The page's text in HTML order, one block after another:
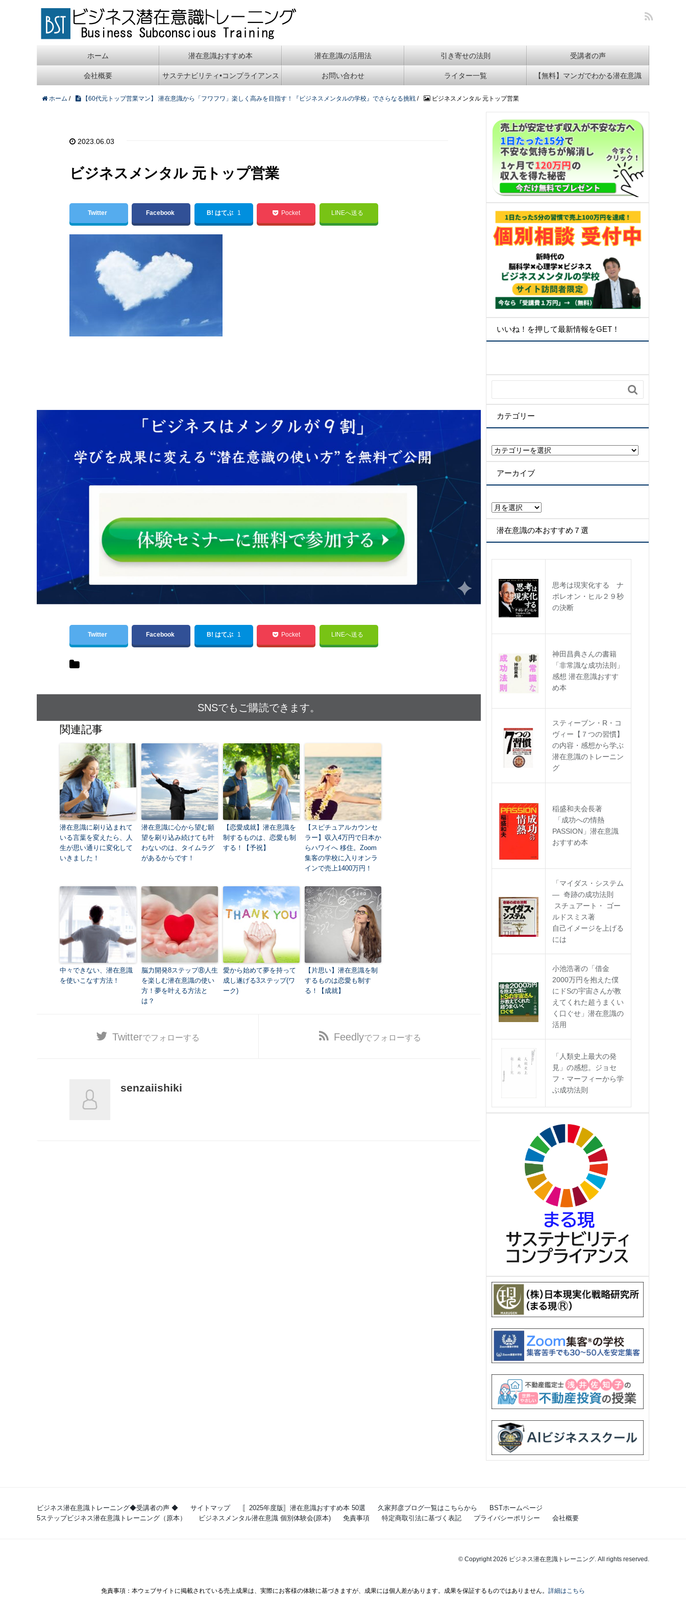
ホーム 潜在意識おすすめ本 潜在意識の活用法 引き寄せの法則 受講者の声
会社概要 サステナビリティ•コンプライアンス お問い合わせ ライター一覧 【無料】マンガでわかる潜在意識
ホーム / 【60代元トップ営業マン】 潜在意識から「フワフワ」楽しく高みを目指す！『ビジネスメンタルの学校』でさらなる挑戦 / ビジネスメンタル 元トップ営業
2023.06.03
ビジネスメンタル 元トップ営業
Twitter Facebook B! はてぶ 1 Pocket LINEへ送る
Twitter Facebook B! はてぶ 1 Pocket LINEへ送る
SNSでもご購読できます。
関連記事
潜在意識に刷り込まれて
いる言葉を変えたら、人
生が思い通りに変化して
いきました！
潜在意識に心から望む願
望を刷り込み続けても叶
わないのは、タイムラグ
があるからです！
【恋愛成就】潜在意識を
制するものは、恋愛も制
する！【予祝】
【スピチュアルカウンセ
ラー】収入4万円で日本か
らハワイへ 移住。Zoom
集客の学校に入りオンラ
インで売上1400万円！
中々できない、潜在意識
を使いこなす方法！
脳力開発8ステップ⑧人生
を楽しむ潜在意識の使い
方！夢を叶える方法と
は？
愛から始めて夢を持って
成し遂げる3ステップ(ワ
ーク)
【片思い】潜在意識を制
するものは恋愛も制す
る！【成就】
Twitterでフォローする Feedlyでフォローする
senzaiishiki
いいね！を押して最新情報をGET！

カテゴリー
カ
テ
ゴ
リ
アーカイブ
ア
ー
カ
イ
潜在意識の本おすすめ７選
思考は現実化する ナ
ポレオン・ヒル２９秒
の決断
神田昌典さんの書籍
「非常識な成功法則」
感想 潜在意識おすす
め本
スティーブン・R・コ
ヴィー【７つの習慣】
の内容・感想から学ぶ
潜在意識のトレーニン
グ
稲盛和夫会長著
「成功への情熱
PASSION」潜在意識
おすすめ本
「マイダス・システム
― 奇跡の成功法則
スチュアート・ ゴー
ルドスミス著
自己イメージを上げる
には
小池浩著の「借金
2000万円を抱えた僕
にドSの宇宙さんが教
えてくれた超うまくい
く口ぐせ」潜在意識の
活用
「人類史上最大の発
見」の感想。ジョセ
フ・マーフィーから学
ぶ成功法則
ビジネス潜在意識トレーニング◆受講者の声 ◆ サイトマップ 〚2025年度版〛潜在意識おすすめ本 50選 久家邦彦ブログ一覧はこちらから
BSTホームページ
5ステップビジネス潜在意識トレーニング（原本）
ビジネスメンタル潜在意識 個別体験会(原本) 免責事項 特定商取引法に基づく表記 プライバシーポリシー 会社概要
© Copyright 2026 ビジネス潜在意識トレーニング. All rights reserved.
免責事項：本ウェブサイトに掲載されている売上成果は、実際にお客様の体験に基づきますが、成果には個人差があります。成果を保証するものではありません。 詳細はこちら